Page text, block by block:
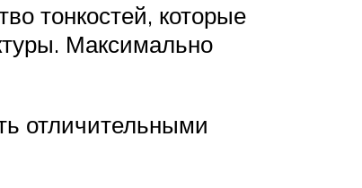
тонкостей, которые
Максимально
отличительными